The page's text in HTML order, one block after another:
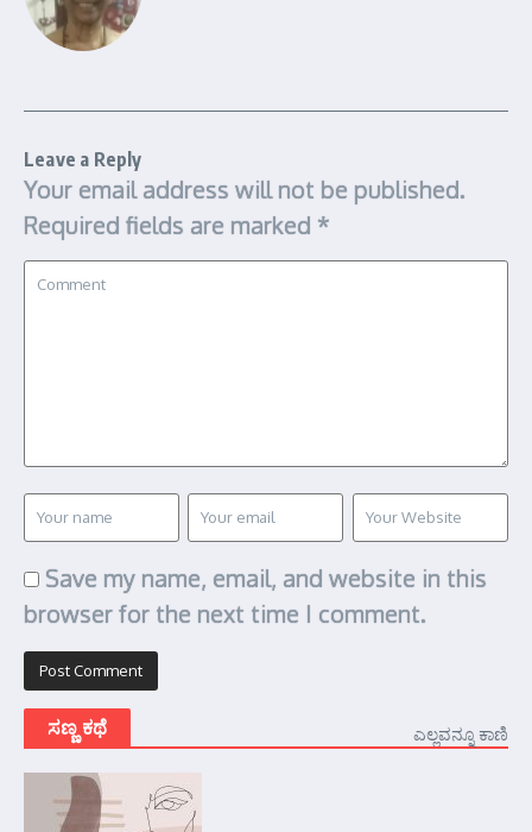
Leave a Reply
Your email address will not be published.
Required fields are marked *
Save my name, email, and website in this
browser for the next time I comment.
ಸಣ್ಣ ಕಥೆ ಎಲ್ಲವನ್ನೂ ಕಾಣಿ